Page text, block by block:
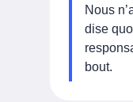
Nous
dise
bout.